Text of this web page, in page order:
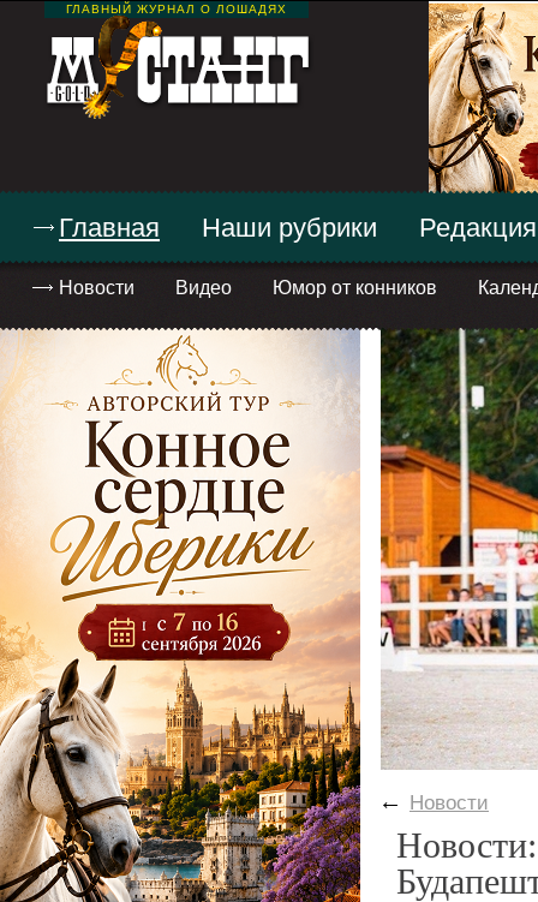
ГЛАВНЫЙ ЖУРНАЛ О ЛОШАДЯХ
Главная
Новости Видео Юмор от конников
Наши рубрики Редакция
← Новости